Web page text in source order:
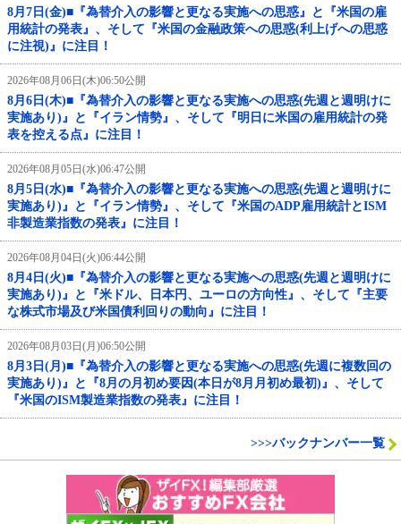
8月7日(金)■『為替介入の影響と更なる実施への思惑』と『米国の雇
用統計の発表』、そして『米国の金融政策への思惑(利上げへの思惑
に注視)』に注目！
2026年08月06日(木)06:50公開
8月6日(木)■『為替介入の影響と更なる実施への思惑(先週と週明けに
実施あり)』と『イラン情勢』、そして『明日に米国の雇用統計の発
表を控える点』に注目！
2026年08月05日(水)06:47公開
8月5日(水)■『為替介入の影響と更なる実施への思惑(先週と週明けに
実施あり)』と『イラン情勢』、そして『米国のADP雇用統計とISM
非製造業指数の発表』に注目！
2026年08月04日(火)06:44公開
8月4日(火)■『為替介入の影響と更なる実施への思惑(先週と週明けに
実施あり)』と『米ドル、日本円、ユーロの方向性』、そして『主要
な株式市場及び米国債利回りの動向』に注目！
2026年08月03日(月)06:50公開
8月3日(月)■『為替介入の影響と更なる実施への思惑(先週に複数回の
実施あり)』と『8月の月初め要因(本日が8月月初め最初)』、そして
『米国のISM製造業指数の発表』に注目！
>>>バックナンバー一覧